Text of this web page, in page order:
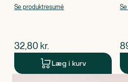
apoteksforbeholdt), Paracetamol
Se produktresumé
$nuværende pris
32,80 kr.
Læg i kurv
$